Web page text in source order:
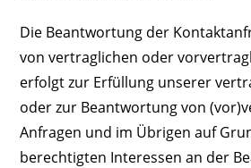
Die Beantwortung der
von vertraglichen oder
erfolgt zur Erfüllung unserer
oder zur Beantwortung von
Anfragen und im Übrigen auf
berechtigten Interessen an der